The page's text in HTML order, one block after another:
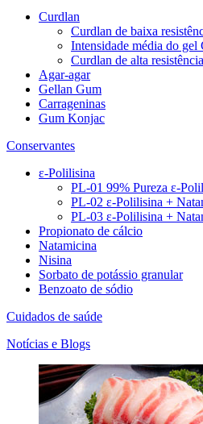
Curdlan
Curdlan de baixa
Intensidade média do gel
Curdlan de alta
Agar-agar
Gellan Gum
Carrageninas
Gum Konjac
Conservantes
ε-Polilisina
PL-01 99% Pureza ε-
PL-02 ε-Polilisina +
PL-03 ε-Polilisina +
Propionato de cálcio
Natamicina
Nisina
Sorbato de potássio granular
Benzoato de sódio
Cuidados de saúde
Notícias e Blogs